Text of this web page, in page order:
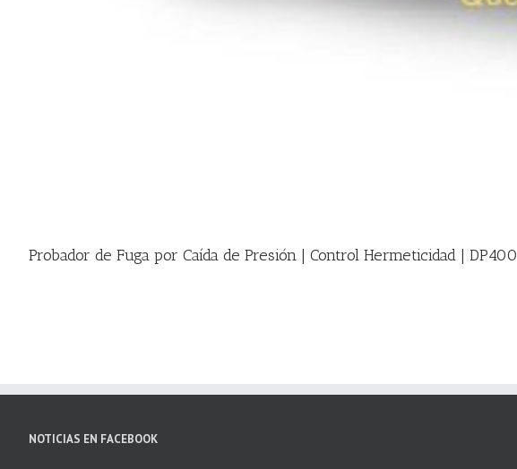
Probador de Fuga por Caída de Presión | Control Hermeticidad | DP400
NOTICIAS EN FACEBOOK